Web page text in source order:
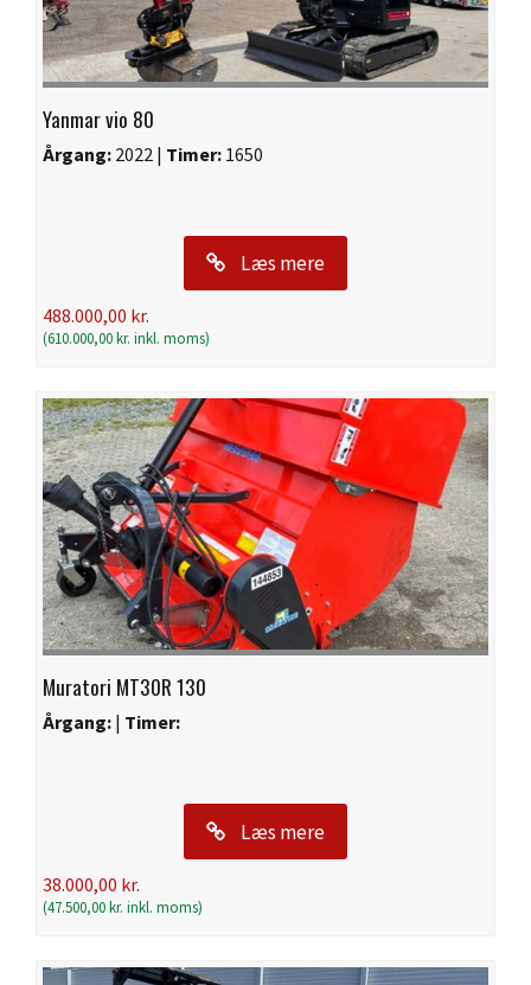
Yanmar vio 80
Årgang: 2022 | Timer: 1650
Læs mere
488.000,00 kr.
(610.000,00kr. inkl. moms)
Muratori MT30R 130
Årgang: | Timer:
Læs mere
38.000,00 kr.
(47.500,00kr. inkl. moms)